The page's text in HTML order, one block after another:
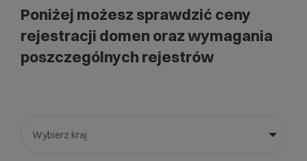
Poniżej możesz sprawdzić ceny
rejestracji domen oraz wymagania
poszczególnych rejestrów
Wybierz kraj